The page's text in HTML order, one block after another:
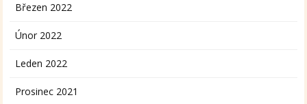
Březen 2022
Únor 2022
Leden 2022
Prosinec 2021